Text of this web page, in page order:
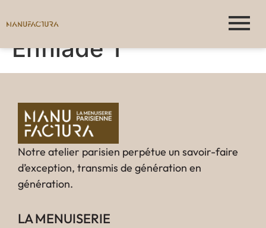
Enfilade 1
Notre atelier parisien perpétue un savoir-faire
d’exception, transmis de génération en
génération.
LA MENUISERIE